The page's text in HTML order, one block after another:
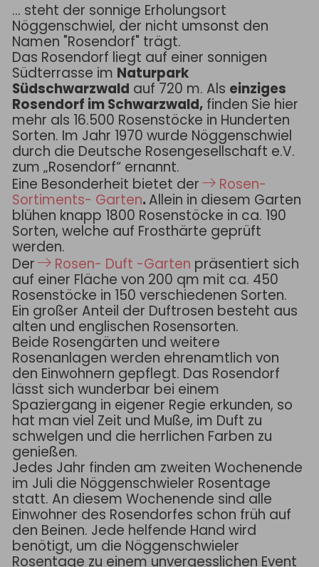
... steht der sonnige Erholungsort
Nöggenschwiel, der nicht umsonst den
Namen "Rosendorf" trägt.
Das Rosendorf liegt auf einer sonnigen
Südterrasse im Naturpark
Südschwarzwald auf 720 m. Als einziges
Rosendorf im Schwarzwald,finden Sie hier
mehr als 16.500 Rosenstöcke in Hunderten
Sorten. Im Jahr 1970 wurde Nöggenschwiel
durch die Deutsche Rosengesellschaft e.V.
zum „Rosendorf“ ernannt.
Eine Besonderheit bietet der
Rosen-
Sortiments- Garten.Allein in diesem Garten
blühen knapp 1800 Rosenstöcke in ca. 190
Sorten, welche auf Frosthärte geprüft
werden.
Der
Rosen- Duft -Garten präsentiert sich
auf einer Fläche von 200 qm mit ca. 450
Rosenstöcke in 150 verschiedenen Sorten.
Ein großer Anteil der Duftrosen besteht aus
alten und englischen Rosensorten.
Beide Rosengärten und weitere
Rosenanlagen werden ehrenamtlich von
den Einwohnern gepflegt. Das Rosendorf
lässt sich wunderbar bei einem
Spaziergang in eigener Regie erkunden, so
hat man viel Zeit und Muße, im Duft zu
schwelgen und die herrlichen Farben zu
genießen.
Jedes Jahr finden am zweiten Wochenende
im Juli die Nöggenschwieler Rosentage
statt. An diesem Wochenende sind alle
Einwohner des Rosendorfes schon früh auf
den Beinen. Jede helfende Hand wird
benötigt, um die Nöggenschwieler
Rosentage zu einem unvergesslichen Event